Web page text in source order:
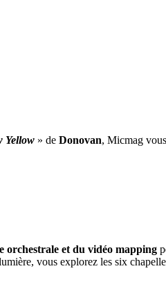
Yellow » de Donovan, Micmag
orchestrale et du vidéo mapping
vous explorez les six